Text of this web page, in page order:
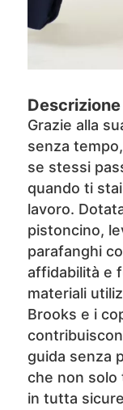
Descrizione
Grazie alla
senza
se stessi
quando ti
lavoro.
pistoncino,
parafanghi
affidabilità e
materiali
Brooks e i
guida senza
che non
in tutta